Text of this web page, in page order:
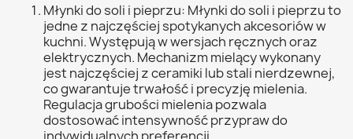
Młynki do soli i pieprzu: Młynki do soli i pieprzu to
jedne z najczęściej spotykanych akcesoriów w
kuchni. Występują w wersjach ręcznych oraz
elektrycznych. Mechanizm mielący wykonany
jest najczęściej z ceramiki lub stali nierdzewnej,
co gwarantuje trwałość i precyzję mielenia.
Regulacja grubości mielenia pozwala
dostosować intensywność przypraw do